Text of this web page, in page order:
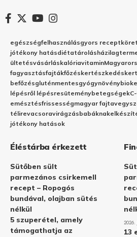
egészségfelhasználásgyors receptköret
jótékony hatásdiétatárolásházilag
ültetésvásárláskalóriavitamin
fagyasztásfajtákfőzéskertészkedéskert
befőzésgluténmentesgyógynövény
lépésről lépésresüteménybetegségek
emésztésfrissességmagyar fajta
télirevacsoravirágzásbabáknak
jótékony hatások
Éléstárba érkezett
Sütőben sült
parmezános csirkemell
recept – Ropogós
bundával, olajban sütés
nélkül
5 szuperétel, amely
támogathatja az
2026.
13